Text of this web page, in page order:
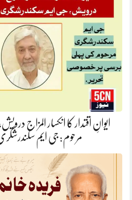
ایوانِ اقتدار کا انکسار المزاج
مرحوم: جی ایم